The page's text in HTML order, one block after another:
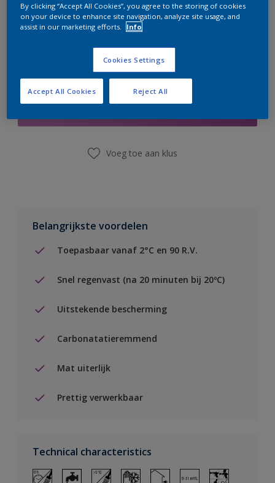
Boodschappenlijst
Voeg toe aan klus
Belangrijkste voordelen
Toepasbaar vanaf 2°C en 90 R.V.
Snel regenvast (na 20 minuten bij 20ºC)
Uitstekende bescherming
Carbonatatieremmend
Mat uiterlijk
Prettig verwerkbaar
Technical characteristics
By clicking “Accept All Cookies”, you agree to the storing of cookies
on your device to enhance site navigation, analyze site usage, and
assist in our marketing efforts.
Info
Cookies Settings
Reject All
Accept All Cookies